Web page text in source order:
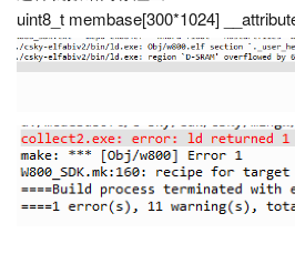
uint8_t membase[300*1024]